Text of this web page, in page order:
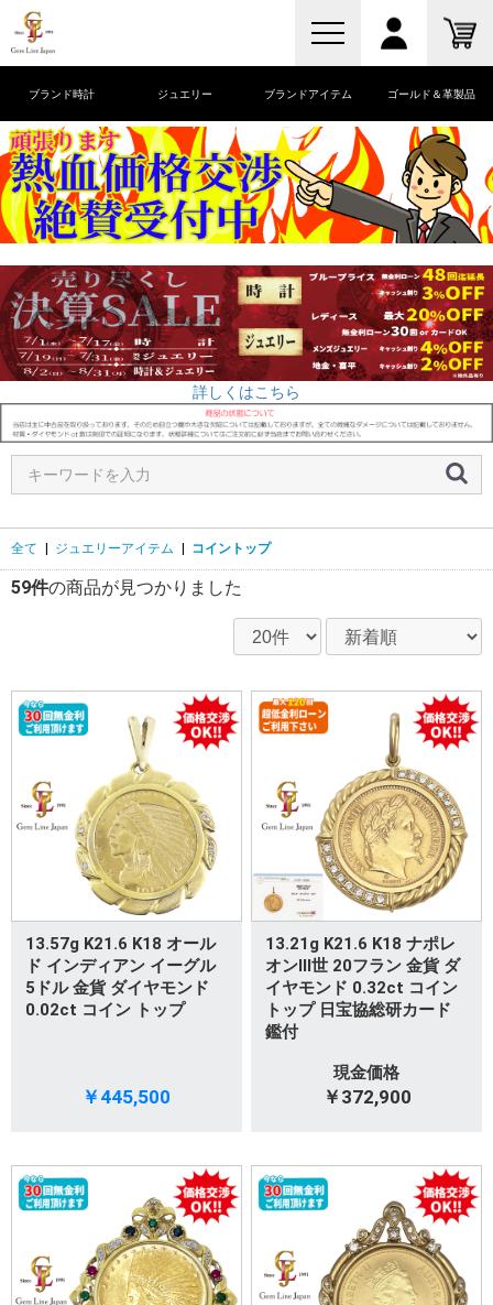
ブランド時計 ジュエリー ブランドアイテム ゴールド＆革製品
詳しくはこちら
全て ジュエリーアイテム コイントップ
59件の商品が見つかりました
13.57g K21.6 K18 オール
ド インディアン イーグル
5ドル 金貨 ダイヤモンド
0.02ct コイン トップ
￥445,500
13.21g K21.6 K18 ナポレ
オンIII世 20フラン 金貨 ダ
イヤモンド 0.32ct コイン
トップ 日宝協総研カード
鑑付
現金価格
￥372,900